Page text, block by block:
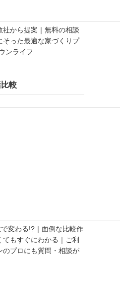
から提案｜無料の相談
そった最適な家づくりプ
ンライフ
較
変わる!?｜面倒な比較作
もすぐにわかる｜ご利
のプロにも質問・相談が